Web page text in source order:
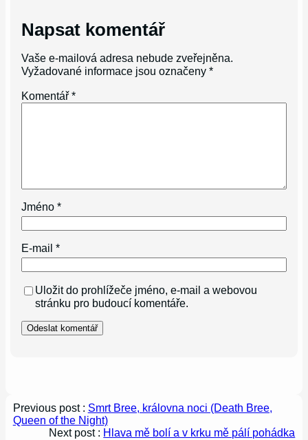
Napsat komentář
Vaše e-mailová adresa nebude zveřejněna.
Vyžadované informace jsou označeny*
Komentář*
Jméno*
E-mail*
Uložit do prohlížeče jméno, e-mail a webovou
stránku pro budoucí komentáře.
Previous post : Smrt Bree, královna noci (Death Bree,
Queen of the Night)
Next post : Hlava mě bolí a v krku mě pálí pohádka